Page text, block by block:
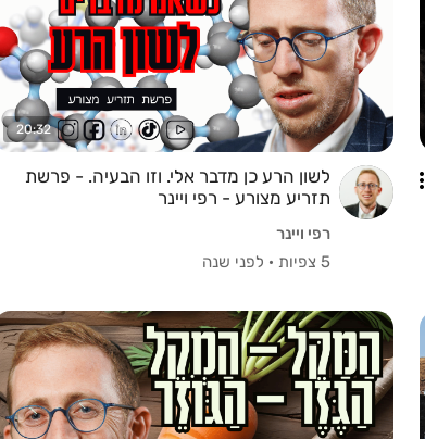
20:32
לשון הרע כן מדבר אלי. וזו הבעיה. - פרשת
תזריע מצורע - רפי ויינר
רפי ויינר
5 צפיות
· לפני שנה